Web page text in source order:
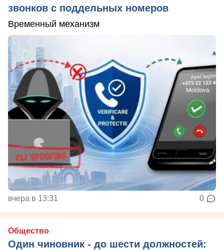
звонков с поддельных номеров
Временный механизм
вчера в 13:31 0
Общество
Один чиновник - до шести должностей: